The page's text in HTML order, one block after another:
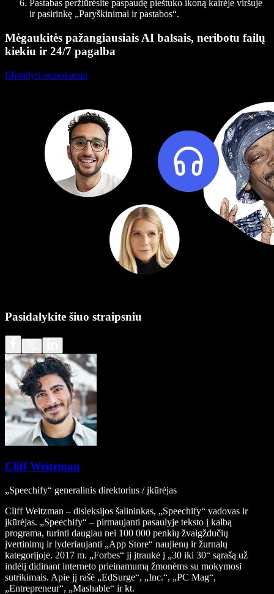
Pastabas peržiūrėsite paspaudę pieštuko ikoną kairėje viršuje
ir pasirinkę „Paryškinimai ir pastabos“.
Mėgaukitės pažangiausiais AI balsais, neribotu failų
kiekiu ir 24/7 pagalba
Išbandyti nemokamai
Pasidalykite šiuo straipsniu
Cliff Weitzman
„Speechify“ generalinis direktorius / įkūrėjas
Cliff Weitzman – disleksijos šalininkas, „Speechify“ vadovas ir
įkūrėjas. „Speechify“ – pirmaujanti pasaulyje teksto į kalbą
programa, turinti daugiau nei 100 000 penkių žvaigždučių
įvertinimų ir lyderiaujanti „App Store“ naujienų ir žurnalų
kategorijoje. 2017 m. „Forbes“ jį įtraukė į „30 iki 30“ sąrašą už
indėlį didinant interneto prieinamumą žmonėms su mokymosi
sutrikimais. Apie jį rašė „EdSurge“, „Inc.“, „PC Mag“,
„Entrepreneur“, „Mashable“ ir kt.